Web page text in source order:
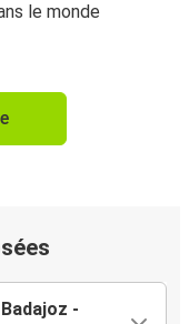
le monde
-